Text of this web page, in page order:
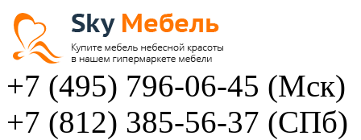
+7 (495) 796-06-45 (Мск)
+7 (812) 385-56-37 (СПб)